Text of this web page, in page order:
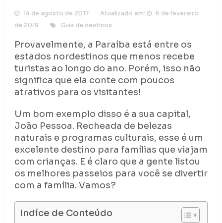
14 de agosto de 2017 Atualizado em:
6 de fevereiro
de 2019
Guia de destinos
Provavelmente, a Paraíba está entre os
estados nordestinos que menos recebe
turistas ao longo do ano. Porém, isso não
significa que ela conte com poucos
atrativos para os visitantes!
Um bom exemplo disso é a sua capital,
João Pessoa. Recheada de belezas
naturais e programas culturais, esse é um
excelente destino para famílias que viajam
com crianças. E é claro que a gente listou
os melhores passeios para você se divertir
com a família. Vamos?
Indíce de Conteúdo